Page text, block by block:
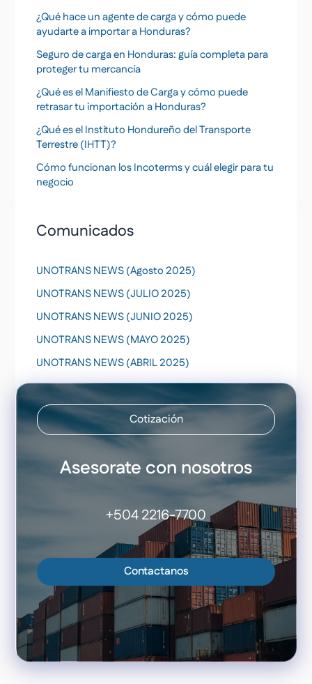
¿Qué hace un agente de carga y cómo puede
ayudarte a importar a Honduras?
Seguro de carga en Honduras: guía completa para
proteger tu mercancía
¿Qué es el Manifiesto de Carga y cómo puede
retrasar tu importación a Honduras?
¿Qué es el Instituto Hondureño del Transporte
Terrestre (IHTT)?
Cómo funcionan los Incoterms y cuál elegir para tu
negocio
Comunicados
UNOTRANS NEWS (Agosto 2025)
UNOTRANS NEWS (JULIO 2025)
UNOTRANS NEWS (JUNIO 2025)
UNOTRANS NEWS (MAYO 2025)
UNOTRANS NEWS (ABRIL 2025)
Cotización
Asesorate con nosotros
+504 2216-7700
Contactanos